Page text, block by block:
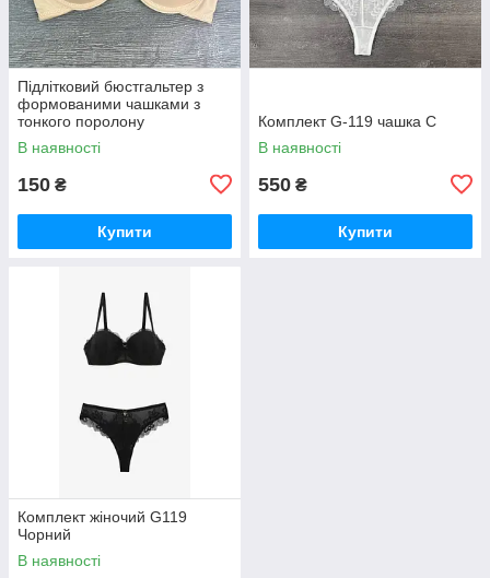
Підлітковий бюстгальтер з
формованими чашками з
тонкого поролону
В наявності
150 ₴
Купити
Комплект G-119 чашка С
В наявності
550 ₴
Купити
Комплект жіночий G119
Чорний
В наявності